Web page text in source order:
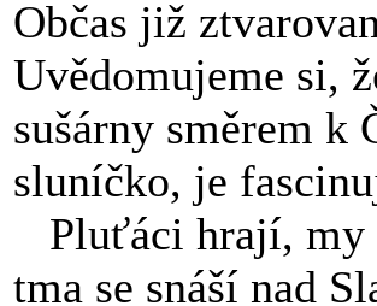
Občas již
Uvědomujeme si,
sušárny směrem k
sluníčko, je
Pluťáci hrají, my
tma se snáší nad